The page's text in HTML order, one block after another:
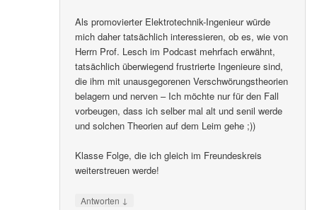
Als promovierter Elektrotechnik-Ingenieur würde
mich daher tatsächlich interessieren, ob es, wie von
Herrn Prof. Lesch im Podcast mehrfach erwähnt,
tatsächlich überwiegend frustrierte Ingenieure sind,
die ihm mit unausgegorenen Verschwörungstheorien
belagern und nerven – Ich möchte nur für den Fall
vorbeugen, dass ich selber mal alt und senil werde
und solchen Theorien auf dem Leim gehe ;))
Klasse Folge, die ich gleich im Freundeskreis
weiterstreuen werde!
Antworten ↓